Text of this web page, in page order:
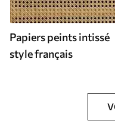
Papiers peints intissé
style français